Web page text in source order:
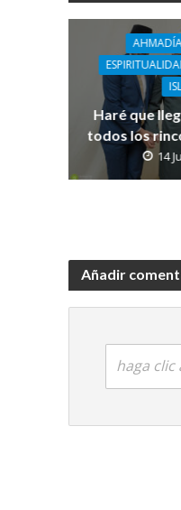
Haré que
todos los
14
Añadir
haga